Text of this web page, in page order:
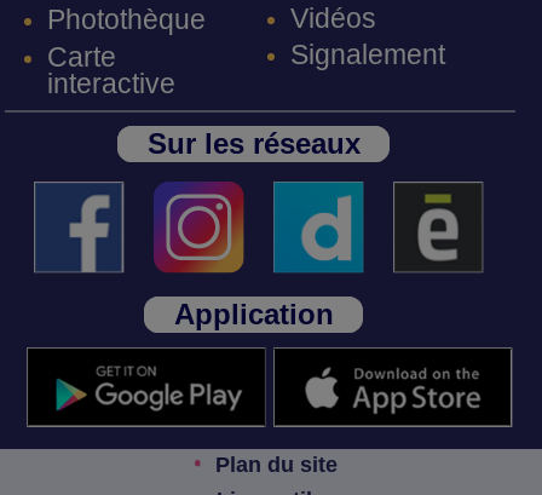
Photothèque
Carte
interactive
Vidéos
Signalement
Sur les réseaux
Application
Plan du site